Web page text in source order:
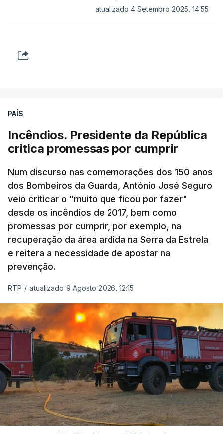
atualizado 4 Setembro 2025, 14:55
PAÍS
Incêndios. Presidente da República
critica promessas por cumprir
Num discurso nas comemorações dos 150 anos
dos Bombeiros da Guarda, António José Seguro
veio criticar o "muito que ficou por fazer"
desde os incêndios de 2017, bem como
promessas por cumprir, por exemplo, na
recuperação da área ardida na Serra da Estrela
e reitera a necessidade de apostar na
prevenção.
RTP / atualizado 9 Agosto 2026, 12:15